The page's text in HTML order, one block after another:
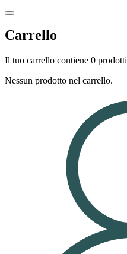
Carrello
Il tuo carrello contiene 0 prodotti
Nessun prodotto nel carrello.